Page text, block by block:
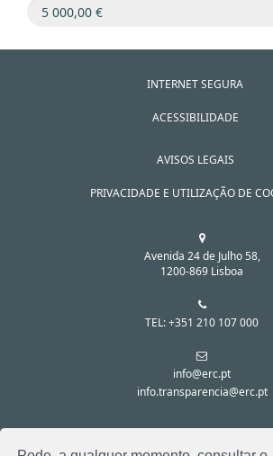
INTERNET SEGURA
ACESSIBILIDADE
AVISOS LEGAIS
PRIVACIDADE E UTILIZAÇÃO DE
Avenida 24 de Julho 58,
1200-869 Lisboa
TEL: +351 210 107 000
info@erc.pt
info.transparencia@erc.pt